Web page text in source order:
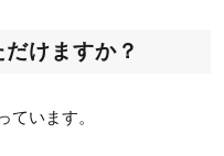
けますか？
ています。